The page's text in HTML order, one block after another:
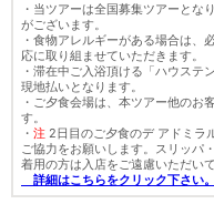
・当ツアーは全国募集ツアーとな
がございます。
・食物アレルギーがある場合は、
応に取り組ませていただきます。
・滞在中ご入浴頂ける「ハウステ
現地払いとなります。
・ご夕食会場は、本ツアー他のお
す。
・ 注 2日目のご夕食のデ アドミラ
ご協力をお願いします。スリッパ
着用の方は入店をご遠慮いただいて
詳細はこちらをクリック下さい。